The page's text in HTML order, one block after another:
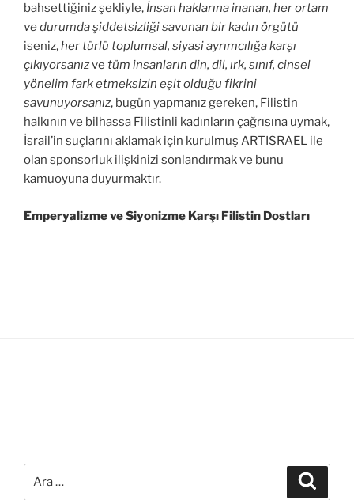
bahsettiğiniz şekliyle, İnsan haklarına inanan, her ortam
ve durumda şiddetsizliği savunan bir kadın örgütü
iseniz,her türlü toplumsal, siyasi ayrımcılığa karşı
çıkıyorsanızve tüm insanların din, dil, ırk, sınıf, cinsel
yönelim fark etmeksizin eşit olduğu fikrini
savunuyorsanız, bugün yapmanız gereken, Filistin
halkının ve bilhassa Filistinli kadınların çağrısına uymak,
İsrail’in suçlarını aklamak için kurulmuş ARTISRAEL ile
olan sponsorluk ilişkinizi sonlandırmak ve bunu
kamuoyuna duyurmaktır.
Emperyalizme ve Siyonizme Karşı Filistin Dostları